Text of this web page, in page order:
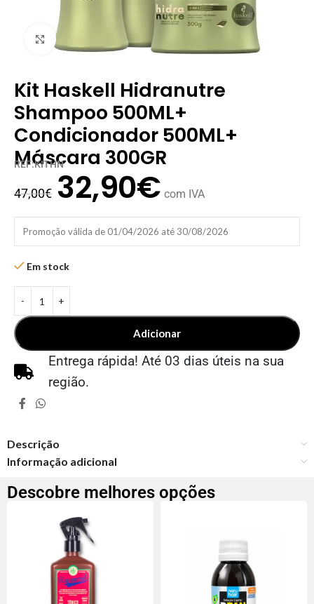
Clique para ampliar
Kit Haskell Hidranutre
Shampoo 500ML+
Condicionador 500ML+
Máscara 300GR
REF:KITHN
47,00€ 32,90€ com IVA
Promoção válida de 01/04/2026 até 30/08/2026
Em stock
Adicionar
Entrega rápida! Até 03 dias úteis na sua
região.
Descrição
Informação adicional
Descobre melhores opções